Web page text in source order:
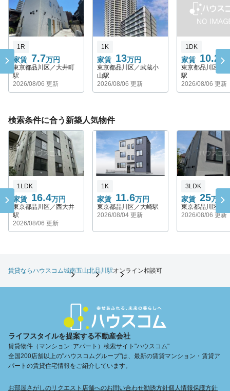
1R
家賃 7.7万円
東京都品川区／大井町
駅
2026/08/06 更新
1K
家賃 13万円
東京都品川区／武蔵小
山駅
2026/08/06 更新
1DK
家賃 10.2 万
東京都品川区／
駅
2026/08/06 更新
検索条件に合う新築人気物件
1LDK
家賃 16.4万円
東京都品川区／西大井
駅
2026/08/06 更新
1K
家賃 11.6万円
東京都品川区／大崎駅
2026/08/04 更新
3LDK
家賃 25万円
東京都品川区／
2026/08/06 更新
賃貸ならハウスコム城南五山北品川駅オンライン相談可
ライフスタイルを提案する不動産会社
賃貸物件（マンション･アパート）検索サイト"ハウスコム"
全国200店舗以上の"ハウスコムグループ"は、最新の賃貸マンション・賃貸ア
パートの賃貸住宅情報をご紹介しています。
お部屋さがしのリクエスト 店舗へのお問い合わせ勧誘方針個人情報保護方針